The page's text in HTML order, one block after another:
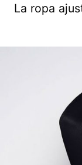
La ropa